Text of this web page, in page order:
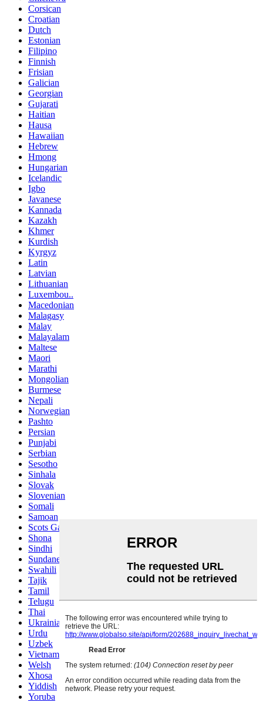
Corsican
Croatian
Dutch
Estonian
Filipino
Finnish
Frisian
Galician
Georgian
Gujarati
Haitian
Hausa
Hawaiian
Hebrew
Hmong
Hungarian
Icelandic
Igbo
Javanese
Kannada
Kazakh
Khmer
Kurdish
Kyrgyz
Latin
Latvian
Lithuanian
Luxembou..
Macedonian
Malagasy
Malay
Malayalam
Maltese
Maori
Marathi
Mongolian
Burmese
Nepali
Norwegian
Pashto
Persian
Punjabi
Serbian
Sesotho
Sinhala
Slovak
Slovenian
Somali
Samoan
Scots Gaelic
Shona
Sindhi
Sundanese
Swahili
Tajik
Tamil
Telugu
Thai
Ukrainian
Urdu
Uzbek
Vietnamese
Welsh
Xhosa
Yiddish
Yoruba